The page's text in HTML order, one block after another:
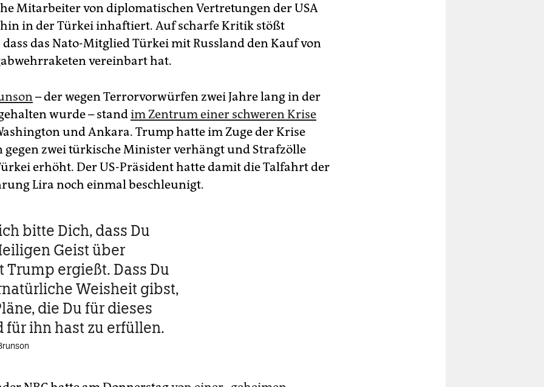
Mitarbeiter von diplomatischen Vertretungen der USA
in der Türkei inhaftiert. Auf scharfe Kritik stößt
das Nato-Mitglied Türkei mit Russland den Kauf von
vereinbart hat.
– der wegen Terrorvorwürfen zwei Jahre lang in der
wurde – standim Zentrum einer schweren Krise
und Ankara. Trump hatte im Zuge der Krise
gegen zwei türkische Minister verhängt und Strafzölle
erhöht. Der US-Präsident hatte damit die Talfahrt der
Lira noch einmal beschleunigt.
bitte Dich, dass Du
Geist über
Trump ergießt. Dass Du
Weisheit gibst,
die Du für dieses
für ihn hast zu erfüllen.